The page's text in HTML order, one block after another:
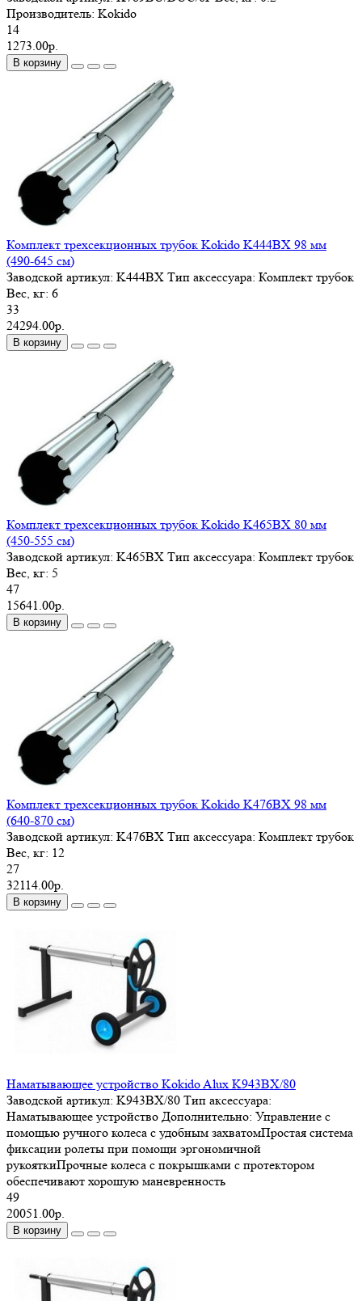
Производитель: Kokido
14
1273.00р.
В корзину
Комплект трехсекционных трубок Kokido K444BX 98 мм
(490-645 см)
Заводской артикул: K444BX Тип аксессуара: Комплект трубок
Вес, кг: 6
33
24294.00р.
В корзину
Комплект трехсекционных трубок Kokido K465BX 80 мм
(450-555 см)
Заводской артикул: K465BX Тип аксессуара: Комплект трубок
Вес, кг: 5
47
15641.00р.
В корзину
Комплект трехсекционных трубок Kokido K476BX 98 мм
(640-870 см)
Заводской артикул: K476BX Тип аксессуара: Комплект трубок
Вес, кг: 12
27
32114.00р.
В корзину
Наматывающее устройство Kokido Alux K943BX/80
Заводской артикул: K943BX/80 Тип аксессуара:
Наматывающее устройство Дополнительно: Управление с
помощью ручного колеса с удобным захватомПростая система
фиксации ролеты при помощи эргономичной
рукояткиПрочные колеса с покрышками с протектором
обеспечивают хорошую маневренность
49
20051.00р.
В корзину